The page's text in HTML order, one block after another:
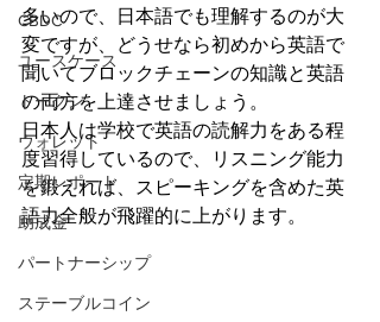
CBDC
ユースケース
トークン
ウォレット
定期レポート
助成金
パートナーシップ
ステーブルコイン
多いので、日本語でも理解するのが大
変ですが、どうせなら初めから英語で
聞いてブロックチェーンの知識と英語
の両方を上達させましょう。
日本人は学校で英語の読解力をある程
度習得しているので、リスニング能力
を鍛えれば、スピーキングを含めた英
語力全般が飛躍的に上がります。